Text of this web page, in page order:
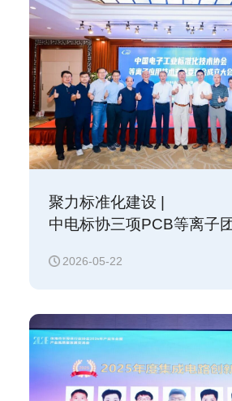
聚力标准化建设 |
中电标协三项PCB等离子
2026-05-22